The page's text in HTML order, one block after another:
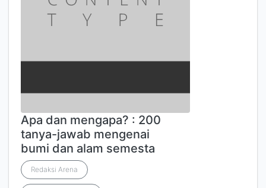
Apa dan mengapa? : 200
tanya-jawab mengenai
bumi dan alam semesta
Redaksi Arena